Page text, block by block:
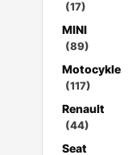
(17)
MINI
(89)
Motocykle
(117)
Renault
(44)
Seat